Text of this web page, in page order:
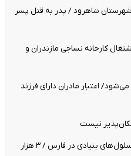
شاهرود / پدر به قتل پسر
کارخانه نساجی مازندران و
اعتبار مادران دارای فرزند
نیست
آغاز درمان یک بیماری مادرزادی با سلول‌های بنیادی در فارس / ۳ هزار